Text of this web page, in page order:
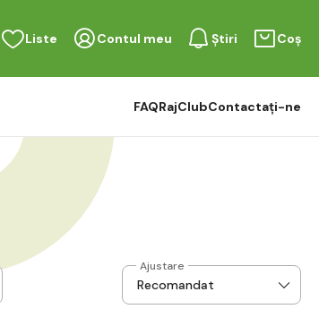
Liste Contul meu Știri Coș
FAQRajClubContactați-ne
Ajustare